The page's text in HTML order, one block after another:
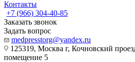
Контакты
+7 (966) 304-40-85
Заказать звонок
Задать вопрос
medpresstorg@yandex.ru
125319, Москва г, Кочновский
помещение 5